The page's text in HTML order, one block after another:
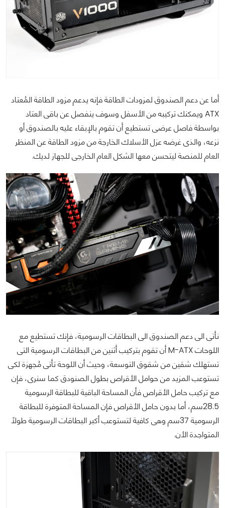
أما عن دعم الصندوق لمزودات الطاقة فإنه يدعم مزود الطاقة المُعتاد
ATX ويمكنك تركيبه من الأسفل وسوف ينفصل عن باقى العتاد
بواسطة فاصل عرضى تستطيع أن تقوم بالإبقاء عليه بالصندوق أو
نزعه، والذى غرضه عزل الأسلاك الخارجة من مزود الطاقة عن المنظر
العام للمنصة ليتحسن معها الشكل العام الخارجى للجهاز لديك.
نأتى الى دعم الصندوق الى البطاقات الرسومية، فإنك تستطيع مع
اللوحات M-ATX أن تقوم بتركيب أثنين من البطاقات الرسومية التى
تستهلك شقين من شقوق التوسعة، وحيث أن اللوحة تأتى مُجهزة لكى
تستوعب المزيد من حوامل الأقراص بطول الصنودق كما سنرى، فإن
مع تركيب حامل الأقراص فأن المساحة الباقية للبطاقة الرسومية
28.5سم، أما بدون حامل الأقراص فإن المساحة المتوفرة للبطاقة
الرسومية 37سم وهى كافية لتستوعب أكبر البطاقات الرسومية طولاً
المتواجدة الأن.